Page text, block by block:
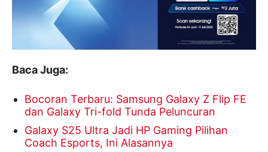
Baca Juga:
Bocoran Terbaru: Samsung Galaxy Z Flip FE
dan Galaxy Tri-fold Tunda Peluncuran
Galaxy S25 Ultra Jadi HP Gaming Pilihan
Coach Esports, Ini Alasannya